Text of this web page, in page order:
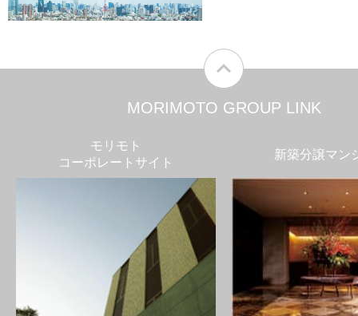
MORIMOTO GROUP LINK
モリモト
コーポレートサイト
新築分譲マン